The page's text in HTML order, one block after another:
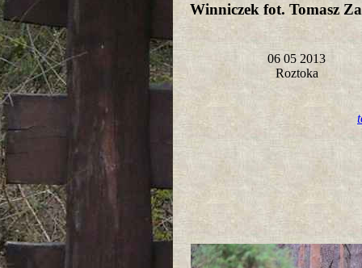
Winniczek fot. Tomasz
06 05 2013
Roztoka